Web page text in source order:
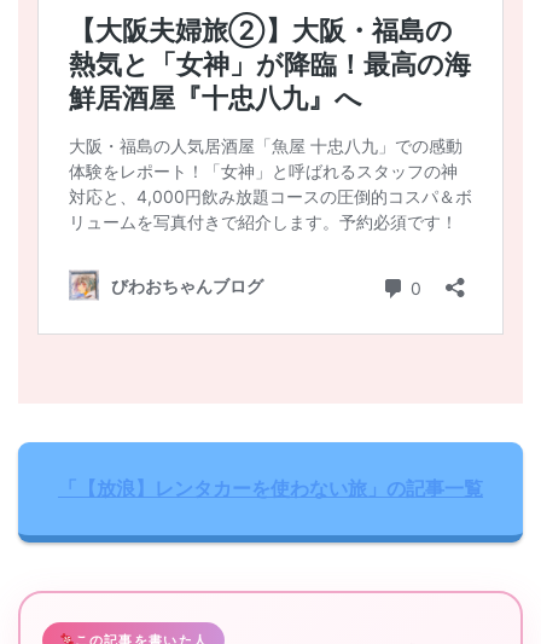
「【放浪】レンタカーを使わない旅」の記事一覧
この記事を書いた人